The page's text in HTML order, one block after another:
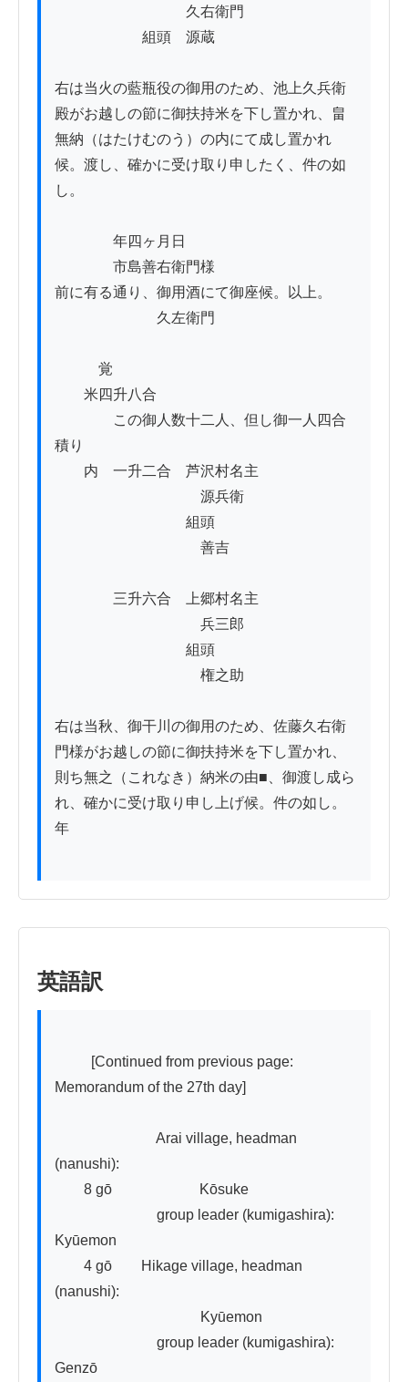
久右衛門
組頭　源蔵
右は当火の藍瓶役の御用のため、池上久兵衛
殿がお越しの節に御扶持米を下し置かれ、畠
無納（はたけむのう）の内にて成し置かれ
候。渡し、確かに受け取り申したく、件の如
し。
年四ヶ月日
市島善右衛門様
前に有る通り、御用酒にて御座候。以上。
久左衛門
覚
米四升八合
この御人数十二人、但し御一人四合
積り
内　一升二合　芦沢村名主
源兵衛
組頭
善吉
三升六合　上郷村名主
兵三郎
組頭
権之助
右は当秋、御干川の御用のため、佐藤久右衛
門様がお越しの節に御扶持米を下し置かれ、
則ち無之（これなき）納米の由■、御渡し成ら
れ、確かに受け取り申し上げ候。件の如し。
年
英語訳
Memorandum of the 27th day]
Arai village, headman
(nanushi):
8 gō　　　　　　Kōsuke
group leader (kumigashira):
Kyūemon
4 gō　　Hikage village, headman
(nanushi):
Kyūemon
group leader (kumigashira):
Genzō